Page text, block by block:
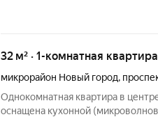
32 м² · 1-комнатная
микрорайон Новый город,
Однокомнатная квартира в
оснащена кухонной